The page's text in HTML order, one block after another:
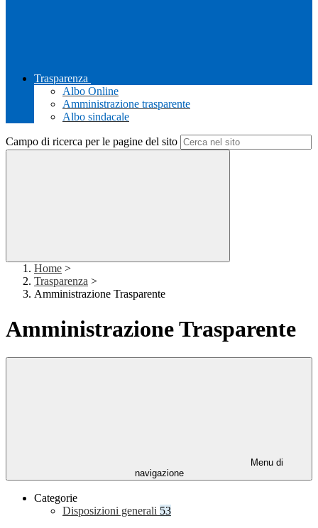
Trasparenza
Albo Online
Amministrazione trasparente
Albo sindacale
Campo di ricerca per le pagine del sito
Home >
Trasparenza >
Amministrazione Trasparente
Amministrazione Trasparente
Menu di
navigazione
Categorie
Disposizioni generali 53